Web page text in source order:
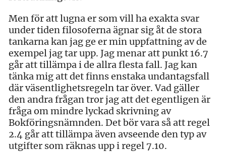
Men för att lugna er som vill ha exakta svar
under tiden filosoferna ägnar sig åt de stora
tankarna kan jag ge er min uppfattning av de
exempel jag tar upp. Jag menar att punkt 16.7
går att tillämpa i de allra flesta fall. Jag kan
tänka mig att det finns enstaka undantagsfall
där väsentlighetsregeln tar över. Vad gäller
den andra frågan tror jag att det egentligen är
fråga om mindre lyckad skrivning av
Bokföringsnämnden. Det bör vara så att regel
2.4 går att tillämpa även avseende den typ av
utgifter som räknas upp i regel 7.10.